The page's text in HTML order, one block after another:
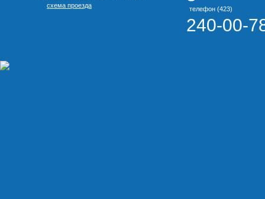
схема проезда
телефон (423)
240-00-